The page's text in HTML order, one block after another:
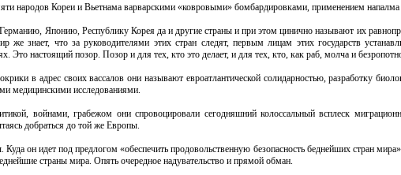
народов Кореи и Вьетнама варварскими «ковровыми» бомбардировками, применением
Японию, Республику Корея да и другие страны и при этом цинично называют их
же знает, что за руководителями этих стран следят, первым лицам этих государств
настоящий позор. Позор и для тех, кто это делает, и для тех, кто, как раб, молча и безропотно
в адрес своих вассалов они называют евроатлантической солидарностью, разработку
медицинскими исследованиями.
войнами, грабежом они спровоцировали сегодняшний колоссальный всплеск
добраться до той же Европы.
он идет под предлогом «обеспечить продовольственную безопасность беднейших стран
страны мира. Опять очередное надувательство и прямой обман.